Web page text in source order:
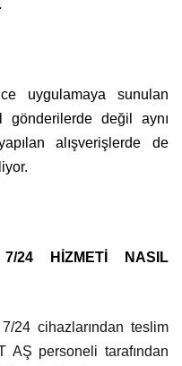
uygulamaya sunulan
gönderilerde değil aynı
alışverişlerde de
24 HİZMETİ NASIL
24 cihazlarından teslim
AŞ personeli tarafından